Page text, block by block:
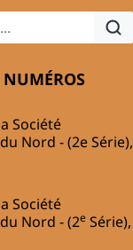
NUMÉROS
Société
Nord - (2e Série),
Société
Nord - (2e Série),